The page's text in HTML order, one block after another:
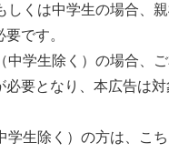
しくは中学生の場合、
です。
学生除く）の場合、
必要となり、本広告は対
学生除く）の方は、こ